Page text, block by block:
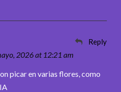
2026 at 12:21 am
Reply
picar en varias flores, como